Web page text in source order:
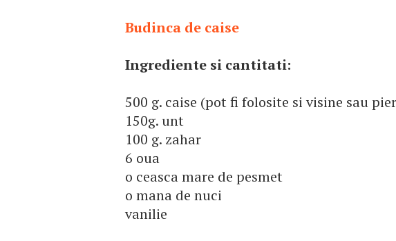
Budinca de caise
Ingrediente si cantitati:
500 g. caise (pot fi folosite si visine sau
150g. unt
100 g. zahar
6 oua
o ceasca mare de pesmet
o mana de nuci
vanilie